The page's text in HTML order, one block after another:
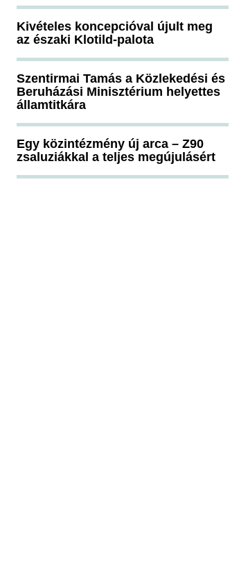
Kivételes koncepcióval újult meg
az északi Klotild-palota
Szentirmai Tamás a Közlekedési és
Beruházási Minisztérium helyettes
államtitkára
Egy közintézmény új arca – Z90
zsaluziákkal a teljes megújulásért